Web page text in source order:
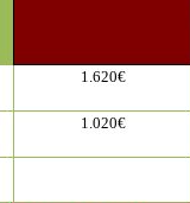
1.620€
1.020€